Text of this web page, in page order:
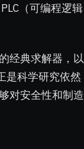
（可编程逻辑
经典求解器，以
是科学研究依然
对安全性和制造